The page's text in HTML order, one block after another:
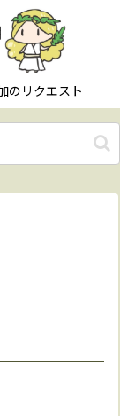
のリクエスト